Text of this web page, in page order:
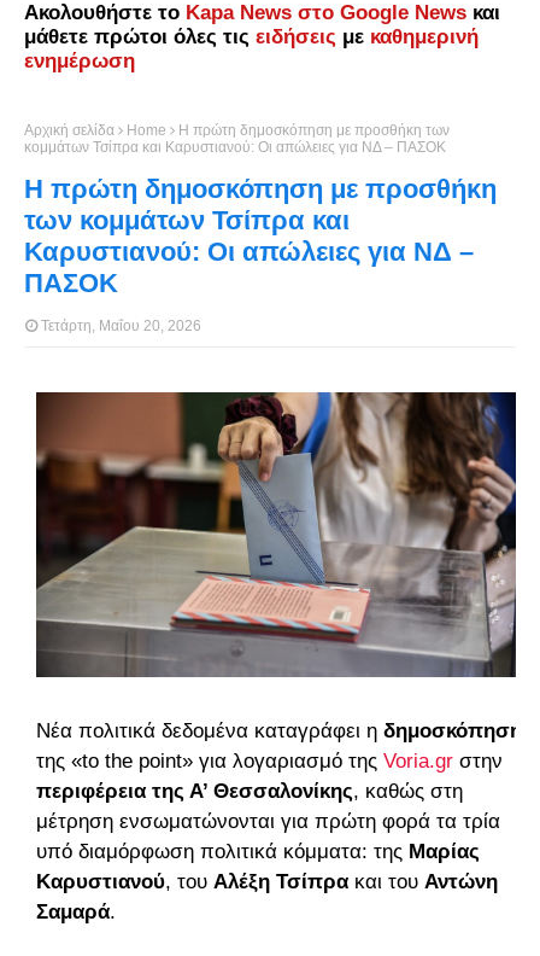
Ακολουθήστε το Kapa News στο Google News και
μάθετε πρώτοι όλες τις ειδήσεις με καθημερινή
ενημέρωση
Αρχική σελίδα Home
Η πρώτη δημοσκόπηση με προσθήκη των
κομμάτων Τσίπρα και Καρυστιανού: Οι απώλειες για ΝΔ – ΠΑΣΟΚ
Η πρώτη δημοσκόπηση με προσθήκη
των κομμάτων Τσίπρα και
Καρυστιανού: Οι απώλειες για ΝΔ –
ΠΑΣΟΚ
Τετάρτη, Μαΐου 20, 2026
Νέα πολιτικά δεδομένα καταγράφει η δημοσκόπηση
της «to the point» για λογαριασμό της Voria.gr στην
περιφέρεια της Α’ Θεσσαλονίκης, καθώς στη
μέτρηση ενσωματώνονται για πρώτη φορά τα τρία
υπό διαμόρφωση πολιτικά κόμματα: της Μαρίας
Καρυστιανού, του Αλέξη Τσίπρα και του Αντώνη
Σαμαρά.